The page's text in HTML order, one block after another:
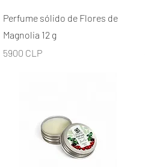
Vista rápida
Perfume sólido de Flores de
Magnolia 12 g
Precio
5900 CLP